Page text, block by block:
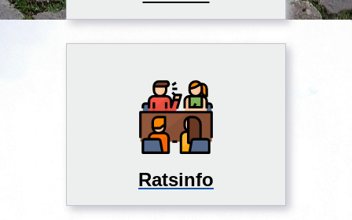
Ratsinfo